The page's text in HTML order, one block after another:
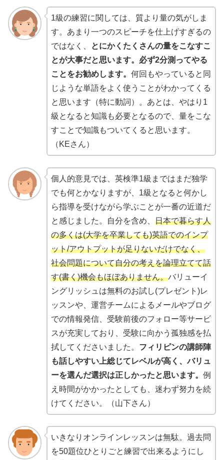
1級の練習に関しては、質より量の気がしま
す。あまり一つのスピーチを仕上げすぎるの
ではなく、
とにかくたくさんの量をこなすこ
とが大事だと思います。必ず2分測ってやる
ことをお勧めします。 何回もやっていると同
じような単語をよく使うことがわかってくる
と思います（特に動詞）。あとは、やはり1
級となると知識も必要となるので、量をこな
すことで知識もついてくると思います。
（KEさん）
個人的意見では、英検準1級まではまだ独学
でも何とかなりますが、1級となると何かし
ら指導を受けながら学ぶことが一番の近道だ
と感じました。自分を含め、 日本で暮らす人
の多くは(大学を卒業しても)英語でのインプ
ット/アウトプットが足りないだけでなく、
社会問題について自分の考えを論理立てて話
す(書く)機会もほぼありません。バリューイ
ングリッシュは無料のお試し(プレゼント)レ
ッスンや、運営チームによるメールやブログ
での情報発信、受験前後のフォロー等サービ
スが充実しており、受験に向かう孤独感を払
拭してくださいました。 フィリピンの講師陣
も話しやすい上総じてレベルが高く、バリュ
ーを選んだ選択は正しかったと思います。 例
え時間がかかったとしても、迷わず努力を続
けてください。（山下さん）
いきなりオンラインレッスンは無駄。過去問
を50題位ひとりごと練習で出来るようにし